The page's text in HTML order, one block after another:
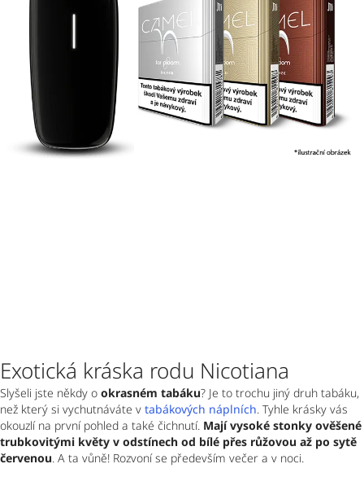
Exotická kráska rodu Nicotiana
Slyšeli jste někdy o okrasném tabáku? Je to trochu jiný druh tabáku,
než který si vychutnáváte v tabákových náplních. Tyhle krásky vás
okouzlí na první pohled a také čichnutí. Mají vysoké stonky ověšené
trubkovitými květy v odstínech od bílé přes růžovou až po sytě
červenou. A ta vůně! Rozvoní se především večer a v noci.